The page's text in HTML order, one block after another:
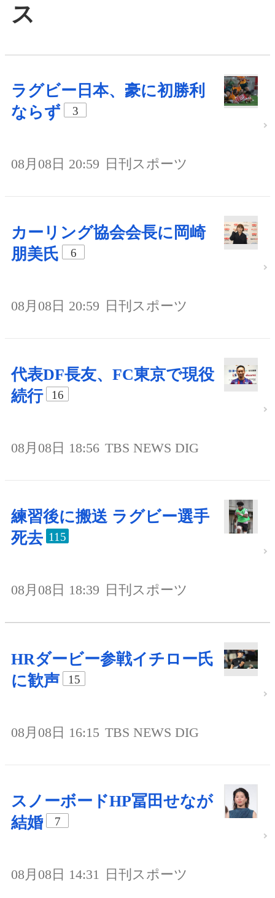
ス
ラグビー日本、豪に初勝利
ならず
3
08月08日 20:59 日刊スポーツ
カーリング協会会長に岡崎
朋美氏
6
08月08日 20:59 日刊スポーツ
代表DF長友、FC東京で現役
続行
16
08月08日 18:56 TBS NEWS DIG
練習後に搬送 ラグビー選手
死去 115
08月08日 18:39 日刊スポーツ
HRダービー参戦イチロー氏
に歓声
15
08月08日 16:15 TBS NEWS DIG
スノーボードHP冨田せなが
結婚
7
08月08日 14:31 日刊スポーツ